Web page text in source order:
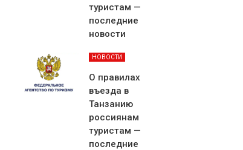
туристам —
последние
новости
НОВОСТИ
О правилах
въезда в
Танзанию
россиянам
туристам —
последние